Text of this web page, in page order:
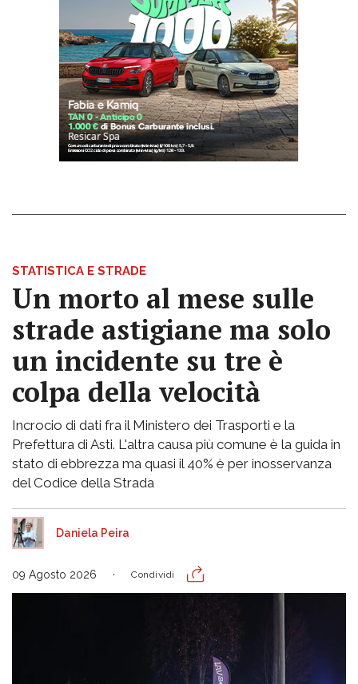
STATISTICA E STRADE
Un morto al mese sulle
strade astigiane ma solo
un incidente su tre è
colpa della velocità
Incrocio di dati fra il Ministero dei Trasporti e la
Prefettura di Asti. L'altra causa più comune è la guida in
stato di ebbrezza ma quasi il 40% è per inosservanza
del Codice della Strada
Daniela Peira
09 Agosto 2026 Condividi